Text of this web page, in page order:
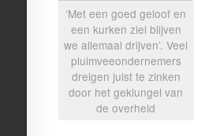
‘Met een goed geloof en
een kurken ziel blijven
we allemaal drijven’. Veel
pluimveeondernemers
dreigen juist te zinken
door het geklungel van
de overheid